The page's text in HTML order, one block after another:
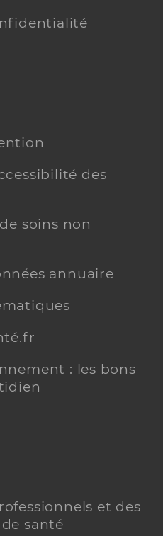
des
soins non
annuaire
: les bons
et des
santé